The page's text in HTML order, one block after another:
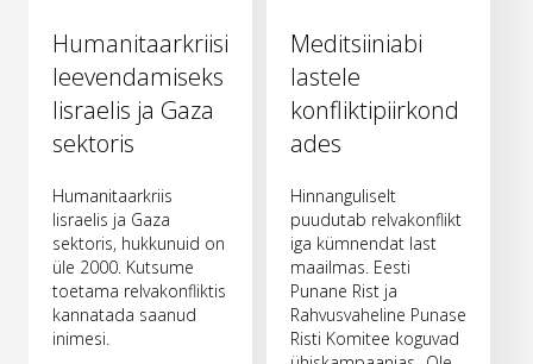
Humanitaarkriisi
leevendamiseks
Iisraelis ja Gaza
sektoris
Humanitaarkriis
Iisraelis ja Gaza
sektoris, hukkunuid on
üle 2000. Kutsume
toetama relvakonfliktis
kannatada saanud
inimesi.
Meditsiiniabi
lastele
konfliktipiirkond
ades
Hinnanguliselt
puudutab relvakonflikt
iga kümnendat last
maailmas. Eesti
Punane Rist ja
Rahvusvaheline Punase
Risti Komitee koguvad